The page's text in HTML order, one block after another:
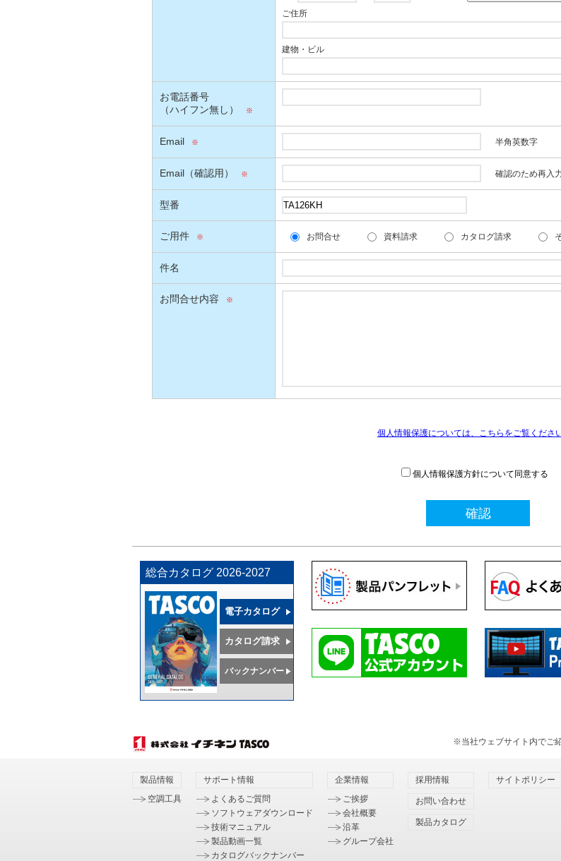
ご住所
建物・ビル
お電話番号
（ハイフン無し）
Email 半角英数字
Email（確認用） 確認のため再入
型番
ご用件 お問合せ 資料請求 カタログ請求
件名
お問合せ内容
個人情報保護については、こちらをご覧ください
個人情報保護方針について同意する
確認
総合カタログ 2026-2027
電子カタログ
カタログ請求
バックナンバー
※当社ウェブサイト内でご
製品情報
空調工具
サポート情報
よくあるご質問
ソフトウェアダウンロード
技術マニュアル
製品動画一覧
カタログバックナンバー
企業情報
ご挨拶
会社概要
沿革
グループ会社
採用情報
お問い合わせ
製品カタログ
サイトポリシー